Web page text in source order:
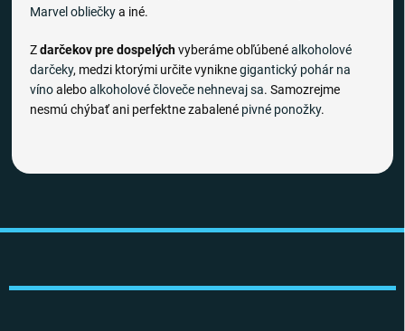
Marvel obliečkya iné.
Zdarčekov pre dospelýchvyberáme obľúbenéalkoholové
darčeky, medzi ktorými určite vyniknegigantický pohár na
vínoaleboalkoholové človeče nehnevaj sa. Samozrejme
nesmú chýbať ani perfektne zabalené pivné ponožky.